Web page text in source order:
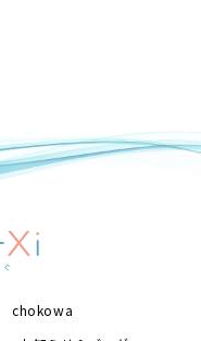
chokowa